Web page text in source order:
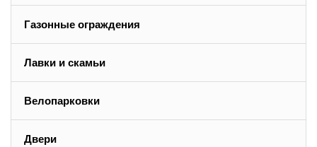
Газонные ограждения
Лавки и скамьи
Велопарковки
Двери